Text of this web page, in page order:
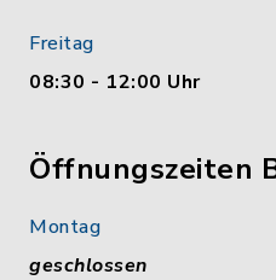
Freitag
08:30 - 12:00 Uhr
Öffnungszeiten
Montag
geschlossen